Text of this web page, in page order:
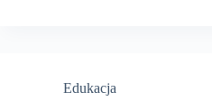
Edukacja